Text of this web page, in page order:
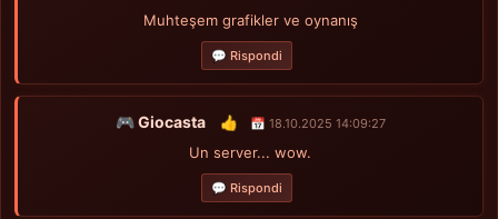
Muhteşem grafikler ve oynanış
💬 Rispondi
🎮 Giocasta 👍 📅 18.10.2025 14:09:27
Un server... wow.
💬 Rispondi